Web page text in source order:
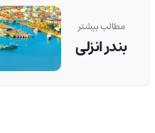
مطالب بیشتر
بندر انزلی